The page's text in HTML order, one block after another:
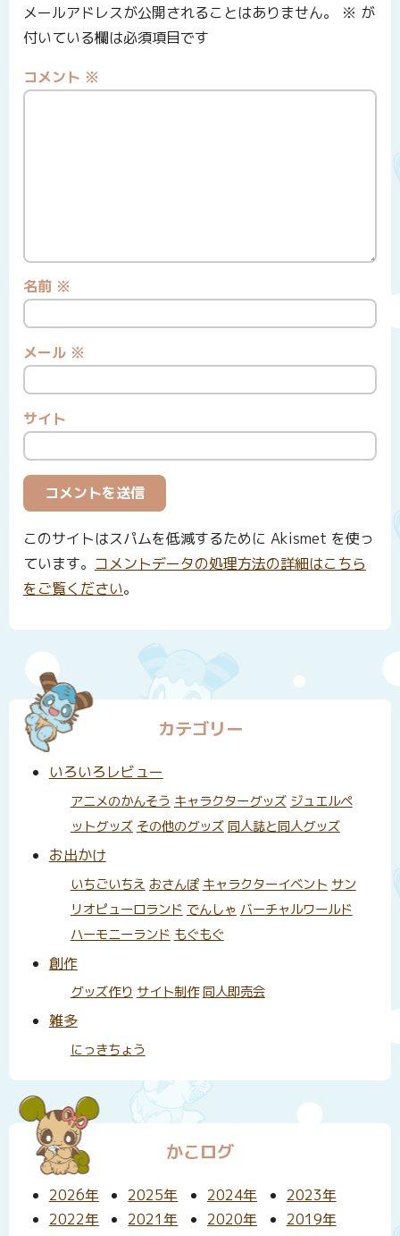
メールアドレスが公開されることはありません。 ※ が
付いている欄は必須項目です
コメント ※
名前 ※
メール ※
サイト
このサイトはスパムを低減するために Akismet を使っ
ています。 コメントデータの処理方法の詳細はこちら
をご覧ください。
カテゴリー
いろいろレビュー
アニメのかんそう キャラクターグッズ ジュエルペ
ットグッズ その他のグッズ 同人誌と同人グッズ
お出かけ
いちごいちえ おさんぽ キャラクターイベント サン
リオピューロランド でんしゃ バーチャルワールド
ハーモニーランド もぐもぐ
創作
グッズ作り サイト制作 同人即売会
雑多
にっきちょう
かこログ
2026年 2025年 2024年
2023年
2022年
2021年 2020年
2019年